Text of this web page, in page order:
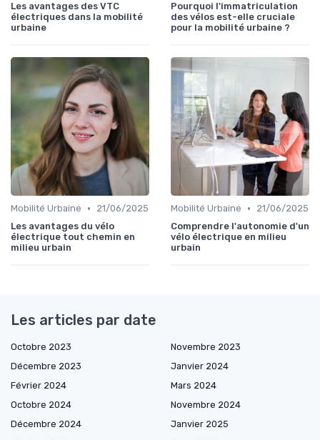
Les avantages des VTC
électriques dans la mobilité
urbaine
Pourquoi l'immatriculation
des vélos est-elle cruciale
pour la mobilité urbaine ?
Mobilité Urbaine •
21/06/2025
Les avantages du vélo
électrique tout chemin en
milieu urbain
Mobilité Urbaine •
21/06/2025
Comprendre l'autonomie d'un
vélo électrique en milieu
urbain
Les articles par date
Octobre 2023
Novembre 2023
Décembre 2023
Janvier 2024
Février 2024
Mars 2024
Octobre 2024
Novembre 2024
Décembre 2024
Janvier 2025